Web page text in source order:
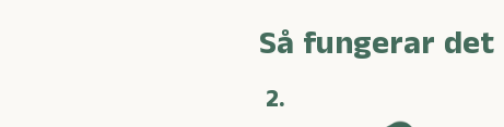
Så fungerar det
2.